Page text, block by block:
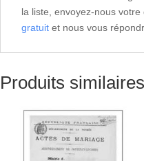
la liste, envoyez-nous votre
gratuit et nous vous
Produits similaires